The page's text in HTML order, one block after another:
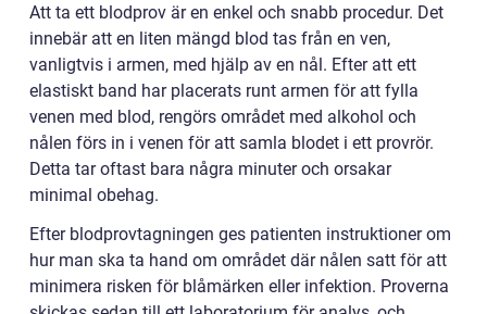
Att ta ett blodprov är en enkel och snabb procedur. Det
innebär att en liten mängd blod tas från en ven,
vanligtvis i armen, med hjälp av en nål. Efter att ett
elastiskt band har placerats runt armen för att fylla
venen med blod, rengörs området med alkohol och
nålen förs in i venen för att samla blodet i ett provrör.
Detta tar oftast bara några minuter och orsakar
minimal obehag.
Efter blodprovtagningen ges patienten instruktioner om
hur man ska ta hand om området där nålen satt för att
minimera risken för blåmärken eller infektion. Proverna